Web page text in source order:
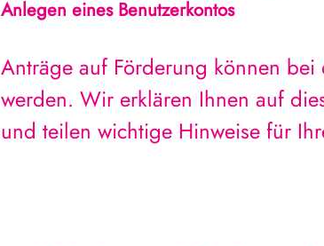
Anlegen eines Benutzerkontos
Anträge auf Förderung können
werden. Wir erklären Ihnen auf
und teilen wichtige Hinweise für